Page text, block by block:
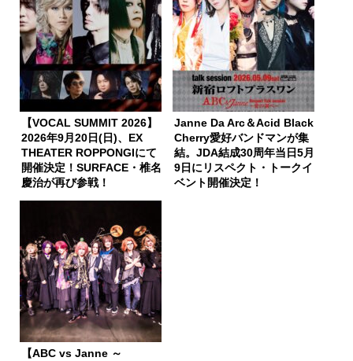
【VOCAL SUMMIT 2026】
2026年9月20日(日)、EX
THEATER ROPPONGIにて
開催決定！SURFACE・椎名
慶治が再び参戦！
Janne Da Arc＆Acid Black
Cherry愛好バンドマンが集
結。JDA結成30周年当日5月
9日にリスペクト・トークイ
ベント開催決定！
【ABC vs Janne ～